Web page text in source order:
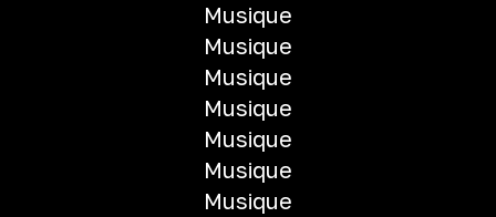
Musique
Musique
Musique
Musique
Musique
Musique
Musique